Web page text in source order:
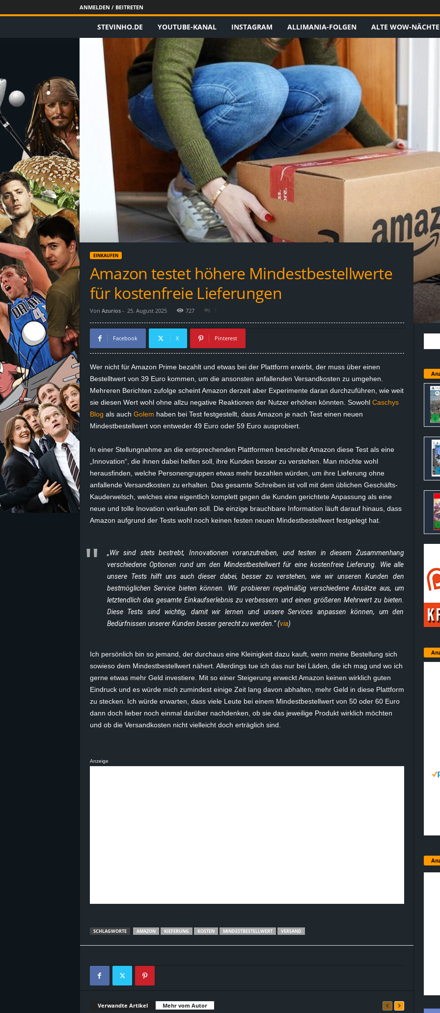
ANMELDEN / BEITRETEN
e
E
i
n
s
g
c
r
B
!
STEVINHO.DE YOUTUBE-KANAL INSTAGRAM ALLIMANIA-FOLGEN ALTE WOW-NÄCHTE
EINKAUFEN
Amazon testet höhere Mindestbestellwerte
für kostenfreie Lieferungen
Von Azurios- 25. August 2025 727 1
Facebook X Pinterest
Wer nicht für Amazon Prime bezahlt und etwas bei der Plattform erwirbt, der muss über einen
Bestelltwert von 39 Euro kommen, um die ansonsten anfallenden Versandkosten zu umgehen.
Mehreren Berichten zufolge scheint Amazon derzeit aber Experimente daran durchzuführen, wie weit
sie diesen Wert wohl ohne allzu negative Reaktionen der Nutzer erhöhen könnten. Sowohl Caschys
Blog als auch Golem haben bei Test festgestellt, dass Amazon je nach Test einen neuen
Mindestbestellwert von entweder 49 Euro oder 59 Euro ausprobiert.
In einer Stellungnahme an die entsprechenden Plattformen beschreibt Amazon diese Test als eine
„Innovation“, die ihnen dabei helfen soll, ihre Kunden besser zu verstehen. Man möchte wohl
herausfinden, welche Personengruppen etwas mehr bezahlen würden, um ihre Lieferung ohne
anfallende Versandkosten zu erhalten. Das gesamte Schreiben ist voll mit dem üblichen Geschäfts-
Kauderwelsch, welches eine eigentlich komplett gegen die Kunden gerichtete Anpassung als eine
neue und tolle Inovation verkaufen soll. Die einzige brauchbare Information läuft darauf hinaus, dass
Amazon aufgrund der Tests wohl noch keinen festen neuen Mindestbestellwert festgelegt hat.
„Wir sind stets bestrebt, Innovationen voranzutreiben, und testen in diesem Zusammenhang
verschiedene Optionen rund um den Mindestbestellwert für eine kostenfreie Lieferung. Wie alle
unsere Tests hilft uns auch dieser dabei, besser zu verstehen, wie wir unseren Kunden den
bestmöglichen Service bieten können. Wir probieren regelmäßig verschiedene Ansätze aus, um
letztendlich das gesamte Einkaufserlebnis zu verbessern und einen größeren Mehrwert zu bieten.
Diese Tests sind wichtig, damit wir lernen und unsere Services anpassen können, um den
Bedürfnissen unserer Kunden besser gerecht zu werden.“ (via)
Ich persönlich bin so jemand, der durchaus eine Kleinigkeit dazu kauft, wenn meine Bestellung sich
sowieso dem Mindestbestellwert nähert. Allerdings tue ich das nur bei Läden, die ich mag und wo ich
gerne etwas mehr Geld investiere. Mit so einer Steigerung erweckt Amazon keinen wirklich guten
Eindruck und es würde mich zumindest einige Zeit lang davon abhalten, mehr Geld in diese Plattform
zu stecken. Ich würde erwarten, dass viele Leute bei einem Mindestbestellwert von 50 oder 60 Euro
dann doch lieber noch einmal darüber nachdenken, ob sie das jeweilige Produkt wirklich möchten
und ob die Versandkosten nicht vielleicht doch erträglich sind.
Anzeige
SCHLAGWORTE AMAZON KIEFERUNG KOSTEN MINDESTBESTELLWERT VERSAND
Verwandte Artikel Mehr vom Autor